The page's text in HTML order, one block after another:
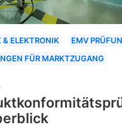
& ELEKTRONIK
EMV
FÜR MARKTZUGANG